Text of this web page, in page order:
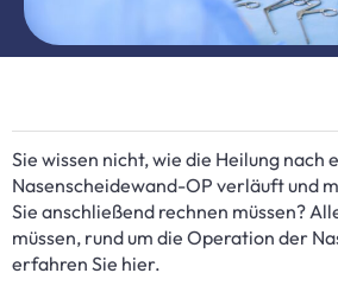
Sie wissen nicht, wie die Heilung nach
Nasenscheidewand-OP verläuft und
Sie anschließend rechnen müssen?
müssen, rund um die Operation der
erfahren Sie hier.